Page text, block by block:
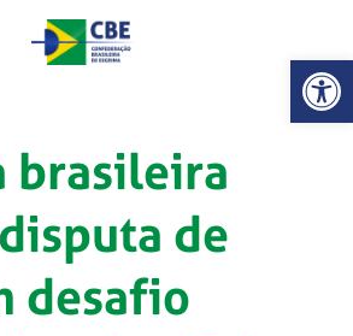
Abrir
brasileira
de
desafio